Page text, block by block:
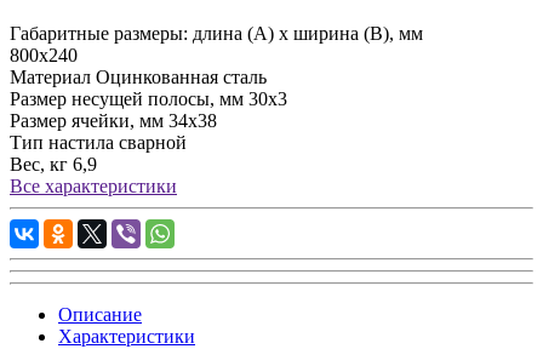
Габаритные размеры: длина (А) х ширина (В), мм
800х240
Материал Оцинкованная сталь
Размер несущей полосы, мм 30х3
Размер ячейки, мм 34х38
Тип настила сварной
Вес, кг 6,9
Все характеристики
Описание
Характеристики